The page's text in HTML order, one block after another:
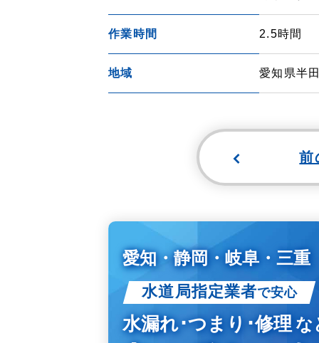
作業時間 2.5時間
地域 愛知県半
前
愛知・静岡・岐阜・三重
水道局指定業者で安心
水漏れ･つまり･修理 な